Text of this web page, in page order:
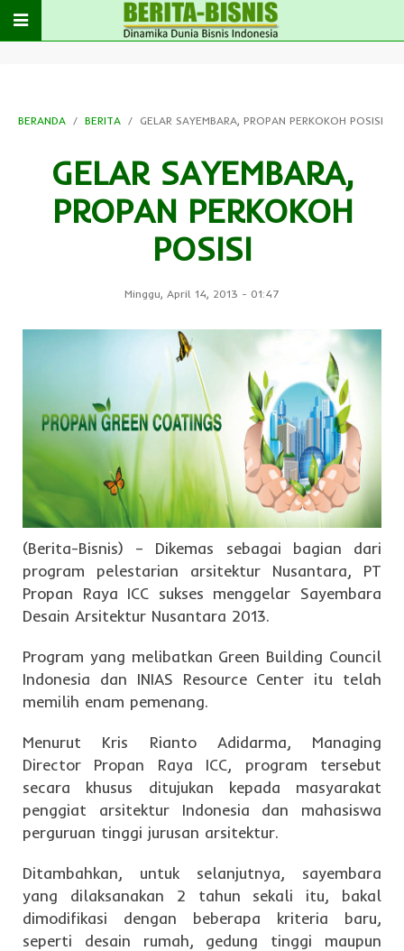
BERANDA BERITA GELAR SAYEMBARA, PROPAN PERKOKOH POSISI
GELAR SAYEMBARA,
PROPAN PERKOKOH
POSISI
Minggu, April 14, 2013 - 01:47
(Berita-Bisnis) – Dikemas sebagai bagian dari
program pelestarian arsitektur Nusantara, PT
Propan Raya ICC sukses menggelar Sayembara
Desain Arsitektur Nusantara 2013.
Program yang melibatkan Green Building Council
Indonesia dan INIAS Resource Center itu telah
memilih enam pemenang.
Menurut Kris Rianto Adidarma, Managing
Director Propan Raya ICC, program tersebut
secara khusus ditujukan kepada masyarakat
penggiat arsitektur Indonesia dan mahasiswa
perguruan tinggi jurusan arsitektur.
Ditambahkan, untuk selanjutnya, sayembara
yang dilaksanakan 2 tahun sekali itu, bakal
dimodifikasi dengan beberapa kriteria baru,
seperti desain rumah, gedung tinggi maupun